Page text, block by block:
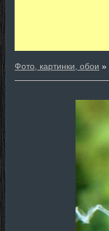
Фото, картинки, обои »